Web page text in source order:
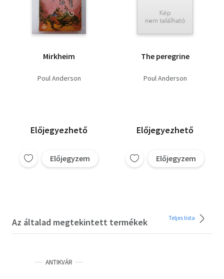
Mirkheim
Poul Anderson
Előjegyezhető
Előjegyzem
The peregrine
Poul Anderson
Előjegyezhető
Előjegyzem
Az általad megtekintett termékek Teljes lista
ANTIKVÁR